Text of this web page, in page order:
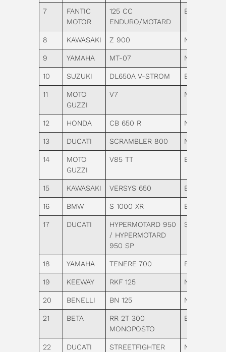
7
FANTIC
MOTOR
125 CC
ENDURO/MOTARD
Enduro
8 KAWASAKI Z 900 Naked
9 YAMAHA MT-07 Naked
10 SUZUKI DL650A V-STROM Enduro
11
MOTO
GUZZI
V7 Naked
12 HONDA CB 650 R Naked
13 DUCATI SCRAMBLER 800 Naked
14
MOTO
GUZZI
V85 TT Enduro
15 KAWASAKI VERSYS 650 Enduro
16 BMW S 1000 XR Enduro
17 DUCATI
HYPERMOTARD 950
/ HYPERMOTARD
950 SP
18 YAMAHA TENERE 700 Enduro
19 KEEWAY RKF 125 Naked
20 BENELLI BN 125 Naked
21 BETA
RR 2T 300
MONOPOSTO
Enduro
22 DUCATI
STREETFIGHTER
Naked